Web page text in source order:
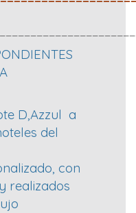
D,Azzul a
del
con
realizados